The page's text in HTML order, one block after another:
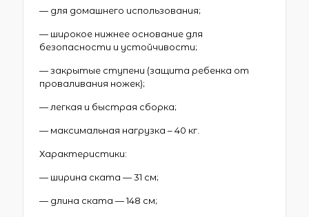
— для домашнего использования;
— широкое нижнее основание для
безопасности и устойчивости;
— закрытые ступени (защита ребенка от
проваливания ножек);
— легкая и быстрая сборка;
— максимальная нагрузка – 40 кг.
Характеристики:
— ширина ската — 31 см;
— длина ската — 148 см;